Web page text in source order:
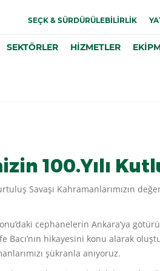
SEÇK & SÜRDÜRÜLEBİLİRLİK
SEKTÖRLER HİZMETLER
100.Yılı
Savaşı Kahramanlarımızın
cephanelerin Ankara’ya
Bacı’nın hikayesini konu alarak
şükranla anıyoruz.